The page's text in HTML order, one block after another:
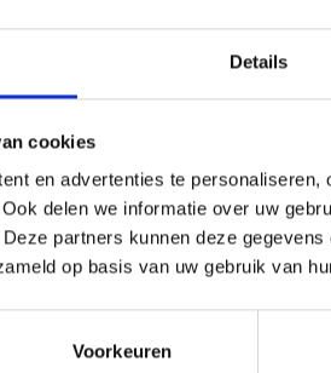
Details
cookies
en advertenties te
delen we informatie over uw
partners kunnen deze
op basis van uw gebruik van
Voorkeuren
. We vertellen u graag meer
Art poster A3 - 29,7 x 42 cm
€7,50